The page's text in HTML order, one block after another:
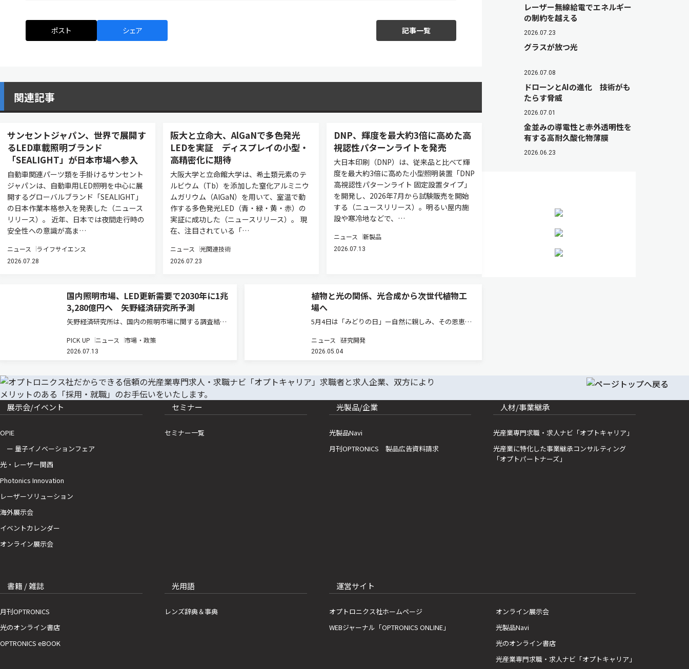
ポスト シェア 記事一覧
関連記事
サンセントジャパン、世界で展開す
るLED車載照明ブランド
「SEALIGHT」が日本市場へ参入
自動車関連パーツ類を手掛けるサンセント
ジャパンは、自動車用LED照明を中心に展
開するグローバルブランド「SEALIGHT」
の日本作業本格参入を発表した（ニュース
リリース）。 近年、日本では夜間走行時の
安全性への意識が高ま…
ニュース ライフサイエンス
2026.07.28
阪大と立命大、AlGaNで多色発光
LEDを実証 ディスプレイの小型・
高精密化に期待
大阪大学と立命館大学は、希土類元素のテ
ルビウム（Tb）を添加した窒化アルミニウ
ムガリウム（AlGaN）を用いて、室温で動
作する多色発光LED（青・緑・黄・赤）の
実証に成功した（ニュースリリース）。 現
在、注目されている「…
ニュース 光関連技術
2026.07.23
DNP、輝度を最大約3倍に高めた高
視認性パターンライトを発売
大日本印刷（DNP）は、従来品と比べて輝
度を最大約3倍に高めた小型照明装置「DNP
高視認性パターンライト 固定設置タイプ」
を開発し、2026年7月から試験販売を開始
する（ニュースリリース）。明るい屋内施
設や寒冷地などで、…
ニュース 新製品
2026.07.13
国内照明市場、LED更新需要で2030年に1兆
3,280億円へ 矢野経済研究所予測
矢野経済研究所は、国内の照明市場に関する調査結果
総市場規模は、前年比3.8％増の1兆910億2,500万円と
推計している。既設の蛍光灯などからLED照明への更
PICK UP ニュース 市場・政策
2026.07.13
植物と光の関係、光合成から次世代植物工
場へ
5月4日は「みどりの日」ー自然に親しみ、その恩恵に
もある。植物の成長を支えているものの一つが「光」
である。太陽光を受けた植物は、光合成によって二酸
ニュース 研究開発
2026.05.04
レーザー無線給電でエネルギー
の制約を越える
2026.07.23
グラスが放つ光
2026.07.08
ドローンとAIの進化 技術がも
たらす脅威
2026.07.01
金並みの導電性と赤外透明性を
有する高耐久酸化物薄膜
2026.06.23
展示会/イベント
OPIE
ー 量子イノベーションフェア
光・レーザー関西
Photonics Innovation
レーザーソリューション
海外展示会
イベントカレンダー
オンライン展示会
セミナー
セミナー一覧
光製品/企業
光製品Navi
月刊OPTRONICS 製品広告資料請求
人材/事業継承
光産業専門求職・求人ナビ「オプトキャリア」
光産業に特化した事業継承コンサルティング
「オプトパートナーズ」
書籍 / 雑誌
月刊OPTRONICS
光のオンライン書店
OPTRONICS eBOOK
光用語
レンズ辞典＆事典
運営サイト
オプトロニクス社ホームページ
WEBジャーナル「OPTRONICS ONLINE」
オンライン展示会
光製品Navi
光のオンライン書店
光産業専門求職・求人ナビ「オプトキャリア」